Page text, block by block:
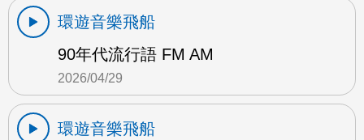
環遊音樂飛船
90年代流行語 FM AM
2026/04/29
環遊音樂飛船